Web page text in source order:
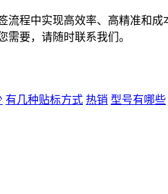
程中实现高效率、高精准和
要，请随时联系我们。
有几种贴标方式 热销 型号有哪些